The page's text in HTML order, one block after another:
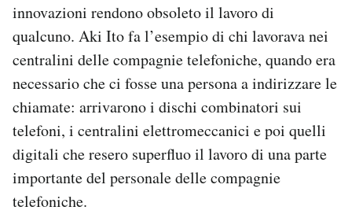
innovazioni rendono obsoleto il lavoro di
qualcuno. Aki Ito fa l’esempio di chi lavorava nei
centralini delle compagnie telefoniche, quando era
necessario che ci fosse una persona a indirizzare le
chiamate: arrivarono i dischi combinatori sui
telefoni, i centralini elettromeccanici e poi quelli
digitali che resero superfluo il lavoro di una parte
importante del personale delle compagnie
telefoniche.